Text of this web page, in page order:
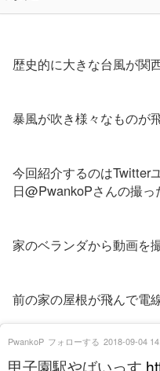
歴史的に大きな台風が関
暴風が吹き様々なものが
今回紹介するのはTwitter
日@PwankoPさんの撮っ
家のベランダから動画を
前の家の屋根が飛んで電
甲子園駅やばいっす
PwankoP フォローする 2018-09-04